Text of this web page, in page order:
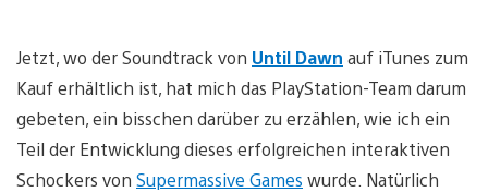
Jetzt, wo der Soundtrack von Until Dawn auf iTunes zum
Kauf erhältlich ist, hat mich das PlayStation-Team darum
gebeten, ein bisschen darüber zu erzählen, wie ich ein
Teil der Entwicklung dieses erfolgreichen interaktiven
Schockers von Supermassive Games wurde. Natürlich